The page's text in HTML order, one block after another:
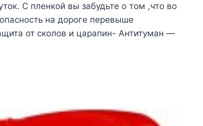
С пленкой вы забудьте о том ,что во
на дороге перевыше
от сколов и царапин- Антитуман —